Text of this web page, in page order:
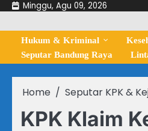
Skip
content
Minggu, Agu 09, 2026
Hukum & Kriminal
Seputar Bandung Raya
Home Seputar KPK &
KPK Klaim